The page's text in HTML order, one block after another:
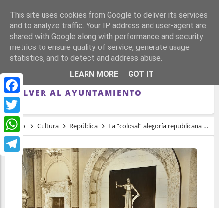
Facebook
Twitter
WhatsApp
Telegram
LA “COLOSAL” ALEGORÍA REPUBLICANA
QUE DESAPARECIÓ EN VALÈNCIA PODRÍA
VOLVER AL AYUNTAMIENTO
Inicio Cultura República La “colosal” alegoría republicana que desapareció en València podría volver al Ayuntamiento
This site uses cookies from Google to deliver its services
and to analyze traffic. Your IP address and user-agent are
shared with Google along with performance and security
metrics to ensure quality of service, generate usage
statistics, and to detect and address abuse.
LEARN MORE
GOT IT